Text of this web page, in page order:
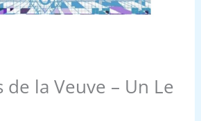
de la Veuve – Un Le